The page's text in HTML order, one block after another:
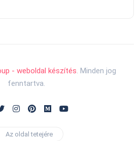
- weboldal készítés. Minden jog
fenntartva.
Az oldal tetejére